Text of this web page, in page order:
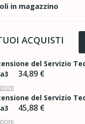
in magazzino
ACQUISTI
del Servizio
34,89 €
del Servizio
45,88 €